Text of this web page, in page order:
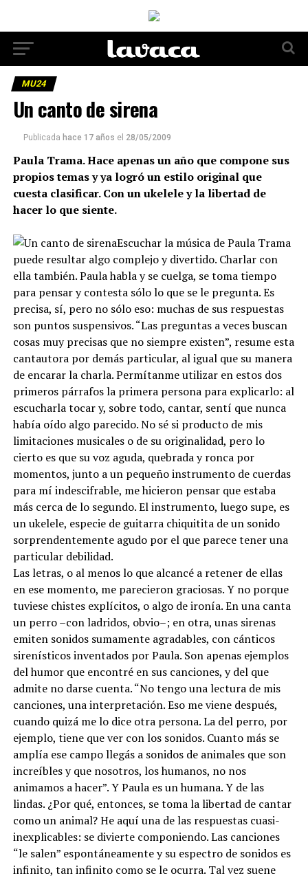
MU24
Un canto de sirena
Publicada hace 17 años el 28/05/2009
Paula Trama. Hace apenas un año que compone sus
propios temas y ya logró un estilo original que
cuesta clasificar. Con un ukelele y la libertad de
hacer lo que siente.
Escuchar la música de Paula Trama
puede resultar algo complejo y divertido. Charlar con
ella también. Paula habla y se cuelga, se toma tiempo
para pensar y contesta sólo lo que se le pregunta. Es
precisa, sí, pero no sólo eso: muchas de sus respuestas
son puntos suspensivos. “Las preguntas a veces buscan
cosas muy precisas que no siempre existen”, resume esta
cantautora por demás particular, al igual que su manera
de encarar la charla. Permítanme utilizar en estos dos
primeros párrafos la primera persona para explicarlo: al
escucharla tocar y, sobre todo, cantar, sentí que nunca
había oído algo parecido. No sé si producto de mis
limitaciones musicales o de su originalidad, pero lo
cierto es que su voz aguda, quebrada y ronca por
momentos, junto a un pequeño instrumento de cuerdas
para mí indescifrable, me hicieron pensar que estaba
más cerca de lo segundo. El instrumento, luego supe, es
un ukelele, especie de guitarra chiquitita de un sonido
sorprendentemente agudo por el que parece tener una
particular debilidad.
Las letras, o al menos lo que alcancé a retener de ellas
en ese momento, me parecieron graciosas. Y no porque
tuviese chistes explícitos, o algo de ironía. En una canta
un perro –con ladridos, obvio–; en otra, unas sirenas
emiten sonidos sumamente agradables, con cánticos
sirenísticos inventados por Paula. Son apenas ejemplos
del humor que encontré en sus canciones, y del que
admite no darse cuenta. “No tengo una lectura de mis
canciones, una interpretación. Eso me viene después,
cuando quizá me lo dice otra persona. La del perro, por
ejemplo, tiene que ver con los sonidos. Cuanto más se
amplía ese campo llegás a sonidos de animales que son
increíbles y que nosotros, los humanos, no nos
animamos a hacer”. Y Paula es un humana. Y de las
lindas. ¿Por qué, entonces, se toma la libertad de cantar
como un animal? He aquí una de las respuestas cuasi-
inexplicables: se divierte componiendo. Las canciones
“le salen” espontáneamente y su espectro de sonidos es
infinito, tan infinito como se le ocurra. Tal vez suene